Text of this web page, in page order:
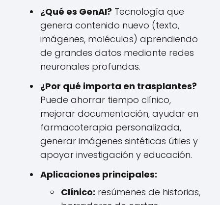
¿Qué es GenAI? Tecnología que
genera contenido nuevo (texto,
imágenes, moléculas) aprendiendo
de grandes datos mediante redes
neuronales profundas.
¿Por qué importa en trasplantes?
Puede ahorrar tiempo clínico,
mejorar documentación, ayudar en
farmacoterapia personalizada,
generar imágenes sintéticas útiles y
apoyar investigación y educación.
Aplicaciones principales:
Clínico: resúmenes de historias,